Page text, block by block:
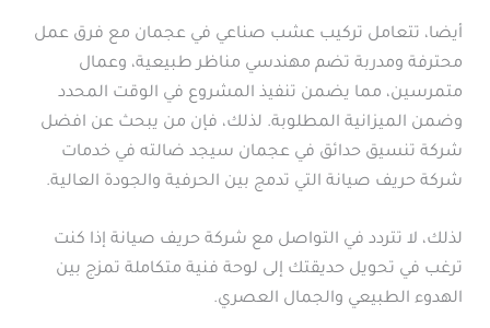
أيضا، تتعامل تركيب عشب صناعي في عجمان مع فرق عمل
محترفة ومدربة تضم مهندسي مناظر طبيعية، وعمال
متمرسين، مما يضمن تنفيذ المشروع في الوقت المحدد
وضمن الميزانية المطلوبة. لذلك، فإن من يبحث عن افضل
شركة تنسيق حدائق في عجمان سيجد ضالته في خدمات
شركة حريف صيانة التي تدمج بين الحرفية والجودة العالية.
لذلك، لا تتردد في التواصل مع شركة حريف صيانة إذا كنت
ترغب في تحويل حديقتك إلى لوحة فنية متكاملة تمزج بين
الهدوء الطبيعي والجمال العصري.